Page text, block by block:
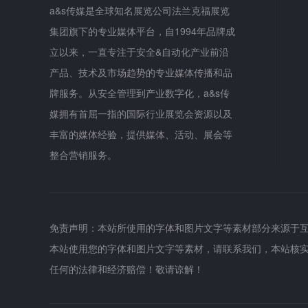
a&s传媒是全球知名展览公司法兰克福展览
集团旗下的专业媒体平台，自1994年品牌成
立以来，一直专注于安全&自动化产业前沿
产品、技术及市场趋势的专业媒体传播和品
牌服务。从安全管理到产业数字化，a&s传
媒拥有首屈一指的国际行业展览会资源以及
丰富的媒体经验，提供媒体、活动、展会等
整合营销服务。
免责声明：本站所使用的字体和图片文字等素材部分来源
本站使用您的字体和图片文字等素材，请联系我们，本站
任何的法律和经济赔偿！敬请谅解！